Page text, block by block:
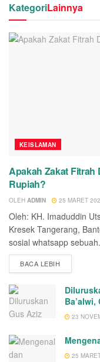
KategoriLainnya
KEISLAMAN
Apakah Zakat Fitrah
Rupiah?
OLEH ADMIN 25 MARET
Oleh: KH. Imaduddin
Kresek Tangerang,
sosial whatsapp
BACA LEBIH
23
25